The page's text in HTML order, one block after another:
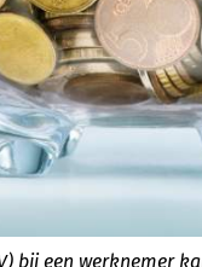
bij een werknemer